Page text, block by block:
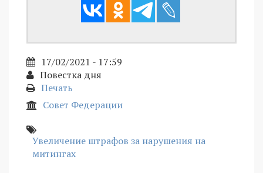
17/02/2021 - 17:59
Повестка дня
Печать
Совет Федерации
Увеличение штрафов за нарушения на
митингах